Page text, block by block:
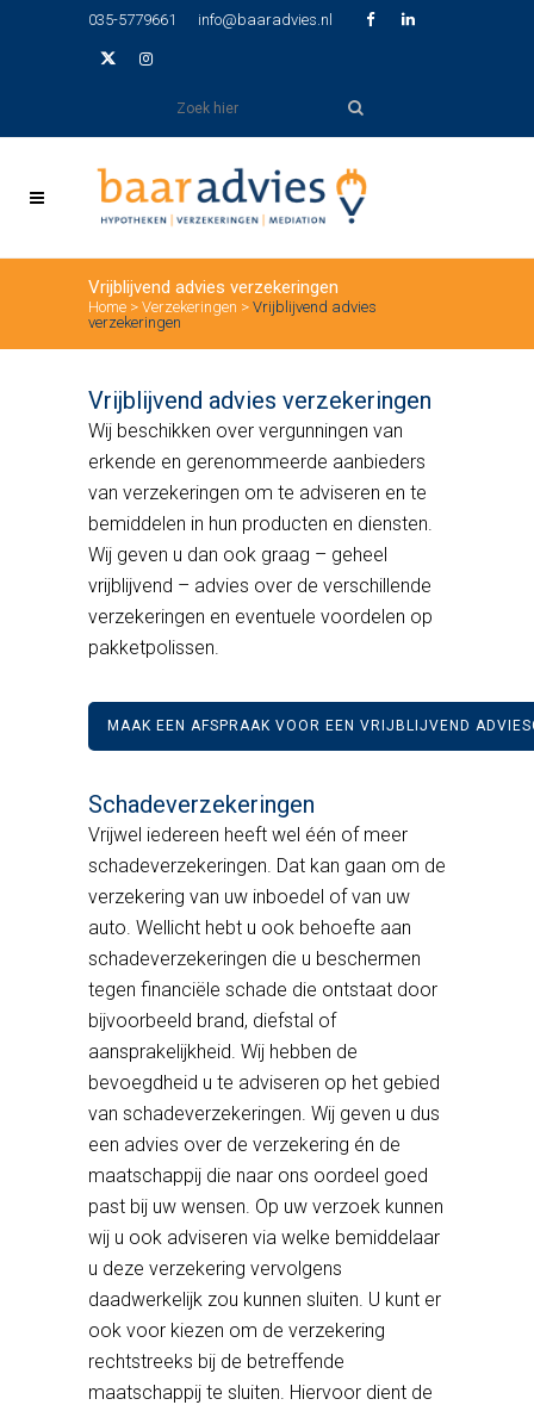
035-5779661 info@baaradvies.nl
Vrijblijvend advies verzekeringen
Home > Verzekeringen > Vrijblijvend advies
verzekeringen
Vrijblijvend advies verzekeringen
Wij beschikken over vergunningen van
erkende en gerenommeerde aanbieders
van verzekeringen om te adviseren en te
bemiddelen in hun producten en diensten.
Wij geven u dan ook graag – geheel
vrijblijvend – advies over de verschillende
verzekeringen en eventuele voordelen op
pakketpolissen.
MAAK EEN AFSPRAAK VOOR EEN VRIJBLIJVEND
Schadeverzekeringen
Vrijwel iedereen heeft wel één of meer
schadeverzekeringen. Dat kan gaan om de
verzekering van uw inboedel of van uw
auto. Wellicht hebt u ook behoefte aan
schadeverzekeringen die u beschermen
tegen financiële schade die ontstaat door
bijvoorbeeld brand, diefstal of
aansprakelijkheid. Wij hebben de
bevoegdheid u te adviseren op het gebied
van schadeverzekeringen. Wij geven u dus
een advies over de verzekering én de
maatschappij die naar ons oordeel goed
past bij uw wensen. Op uw verzoek kunnen
wij u ook adviseren via welke bemiddelaar
u deze verzekering vervolgens
daadwerkelijk zou kunnen sluiten. U kunt er
ook voor kiezen om de verzekering
rechtstreeks bij de betreffende
maatschappij te sluiten. Hiervoor dient de